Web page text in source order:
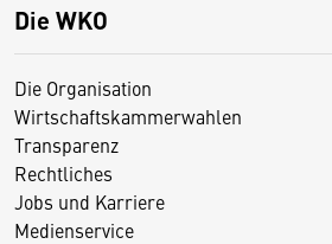
Die WKO
Die Organisation
Wirtschaftskammerwahlen
Transparenz
Rechtliches
Jobs und Karriere
Medienservice